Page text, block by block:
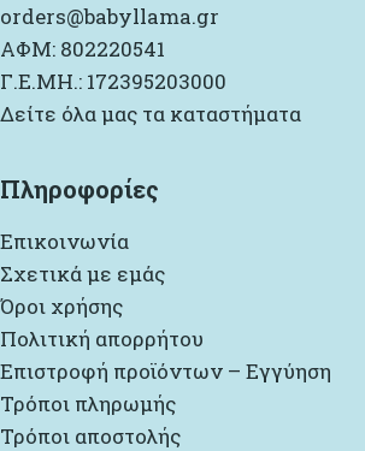
orders@babyllama.gr
ΑΦΜ: 802220541
Γ.Ε.ΜΗ.: 172395203000
Δείτε όλα μας τα καταστήματα
Πληροφορίες
Επικοινωνία
Σχετικά με εμάς
Όροι χρήσης
Πολιτική απορρήτου
Επιστροφή προϊόντων – Εγγύηση
Τρόποι πληρωμής
Τρόποι αποστολής